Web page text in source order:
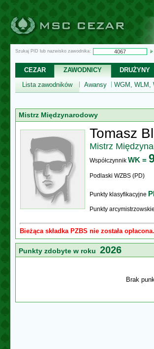
Szukaj PID lub nazwisko zawodnika:
CEZAR ZAWODNICY DRUŻYNY
Lista zawodników
Awansy WGM, WLM,
Mistrz Międzynarodowy
Tomasz
Mistrz
Współczynnik WK =
Podlaski WZBS (PD)
Punkty klasyfikacyjne
Punkty arcymistrzowskie
Bieżąca składka PZBS nie została opłacona.
Punkty zdobyte w roku 2026
Brak